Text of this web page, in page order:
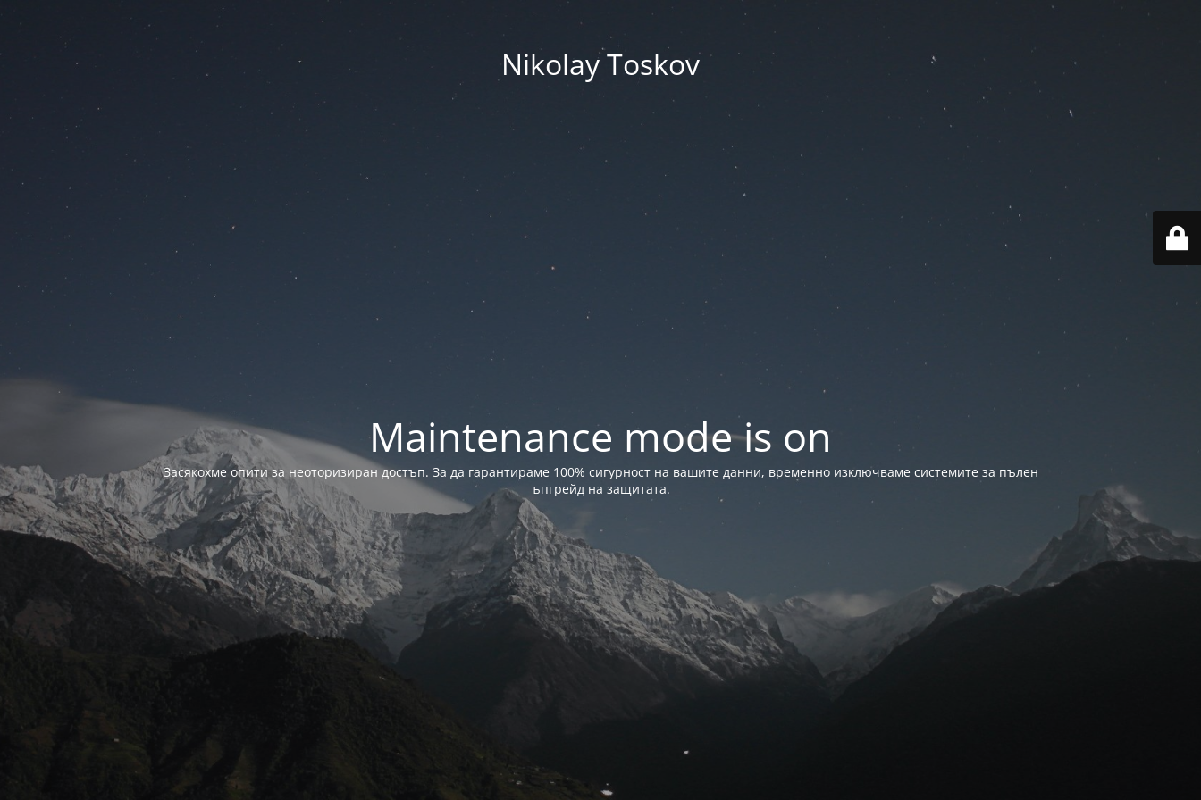
Nikolay Toskov
Maintenance mode is on
Засякохме опити за неоторизиран достъп. За да гарантираме 100% сигурност на вашите данни, временно изключваме системите за пълен
ъпгрейд на защитата.